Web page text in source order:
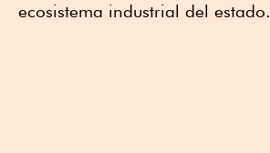
ecosistema industrial del estado.